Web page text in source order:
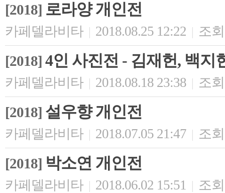
[2018] 로라양 개인전
카페델라비타 | 2018.08.25 12:22 | 조
[2018] 4인 사진전 - 김재헌, 백지
카페델라비타 | 2018.08.18 23:38 | 조
[2018] 설우향 개인전
카페델라비타 | 2018.07.05 21:47 | 조
[2018] 박소연 개인전
카페델라비타 | 2018.06.02 15:51 | 조